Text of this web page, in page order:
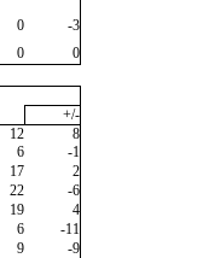
0
-3
0
0
+/-
12
8
6
-1
17
2
22
-6
19
4
6
-11
9
-9